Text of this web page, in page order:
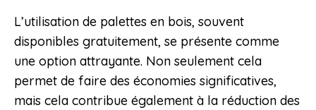
L’utilisation de palettes en bois, souvent
disponibles gratuitement, se présente comme
une option attrayante. Non seulement cela
permet de faire des économies significatives,
mais cela contribue également à la réduction des